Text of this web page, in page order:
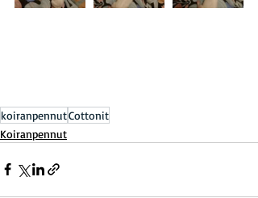
koiranpennutCottonit
Koiranpennut